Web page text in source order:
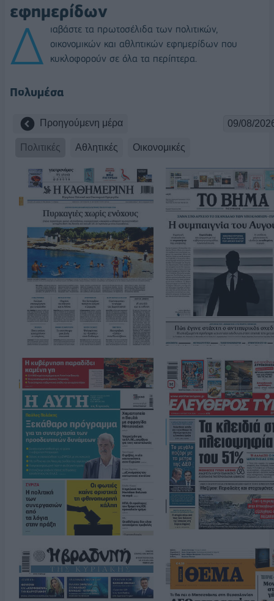
εφημερίδων
Δ
ιαβάστε τα πρωτοσέλιδα των πολιτικών,
οικονομικών και αθλητικών εφημερίδων που
κυκλοφορούν σε όλα τα περίπτερα.
Πολυμέσα